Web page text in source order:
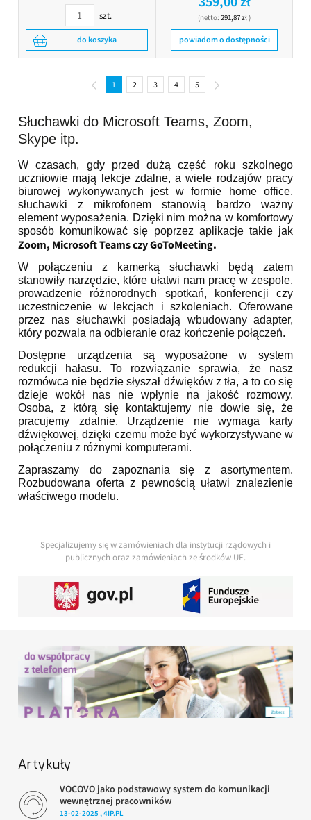
szt.
do koszyka
(netto: 291,87 zł)
powiadom o dostępności
1 2 3 4 5
Słuchawki do Microsoft Teams, Zoom,
Skype itp.
W czasach, gdy przed dużą część roku szkolnego
uczniowie mają lekcje zdalne, a wiele rodzajów pracy
biurowej wykonywanych jest w formie home office,
słuchawki z mikrofonem stanowią bardzo ważny
element wyposażenia. Dzięki nim można w komfortowy
sposób komunikować się poprzez aplikacje takie jak
Zoom, Microsoft Teams czy GoToMeeting.
W połączeniu z kamerką słuchawki będą zatem
stanowiły narzędzie, które ułatwi nam pracę w zespole,
prowadzenie różnorodnych spotkań, konferencji czy
uczestniczenie w lekcjach i szkoleniach. Oferowane
przez nas słuchawki posiadają wbudowany adapter,
który pozwala na odbieranie oraz kończenie połączeń.
Dostępne urządzenia są wyposażone w system
redukcji hałasu. To rozwiązanie sprawia, że nasz
rozmówca nie będzie słyszał dźwięków z tła, a to co się
dzieje wokół nas nie wpłynie na jakość rozmowy.
Osoba, z którą się kontaktujemy nie dowie się, że
pracujemy zdalnie. Urządzenie nie wymaga karty
dźwiękowej, dzięki czemu może być wykorzystywane w
połączeniu z różnymi komputerami.
Zapraszamy do zapoznania się z asortymentem.
Rozbudowana oferta z pewnością ułatwi znalezienie
właściwego modelu.
Specjalizujemy się w zamówieniach dla instytucji rządowych i
publicznych oraz zamówieniach ze środków UE.
Artykuły
VOCOVO jako podstawowy system do komunikacji
wewnętrznej pracowników
13-02-2025 , 4IP.PL